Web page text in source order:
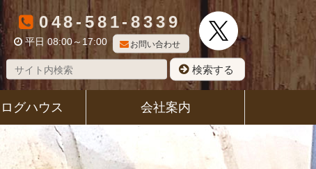
048-581-8339
平日 08:00～17:00 お問い合わせ
検索する
グハウス 会社案内